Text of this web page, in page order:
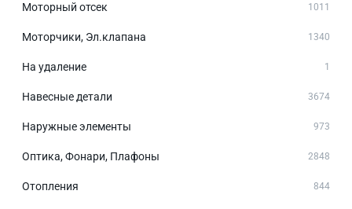
Моторный отсек 1011
Моторчики, Эл.клапана 1340
На удаление 1
Навесные детали 3674
Наружные элементы 973
Оптика, Фонари, Плафоны 2848
Отопления 844